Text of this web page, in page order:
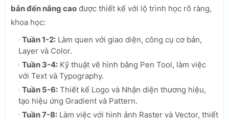
bản đến nâng cao được thiết kế với lộ trình học rõ ràng,
khoa học:
Tuần 1-2: Làm quen với giao diện, công cụ cơ bản,
Layer và Color.
Tuần 3-4: Kỹ thuật vẽ hình bằng Pen Tool, làm việc
với Text và Typography.
Tuần 5-6: Thiết kế Logo và Nhận diện thương hiệu,
tạo hiệu ứng Gradient và Pattern.
Tuần 7-8: Làm việc với hình ảnh Raster và Vector, thiết